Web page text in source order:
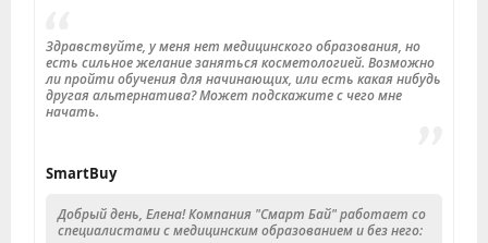
Здравствуйте, у меня нет медицинского образования, но
есть сильное желание заняться косметологией. Возможно
ли пройти обучения для начинающих, или есть какая нибудь
другая альтернатива? Может подскажите с чего мне
начать.
SmartBuy
Добрый день, Елена! Компания "Смарт Бай" работает со
специалистами с медицинским образованием и без него: